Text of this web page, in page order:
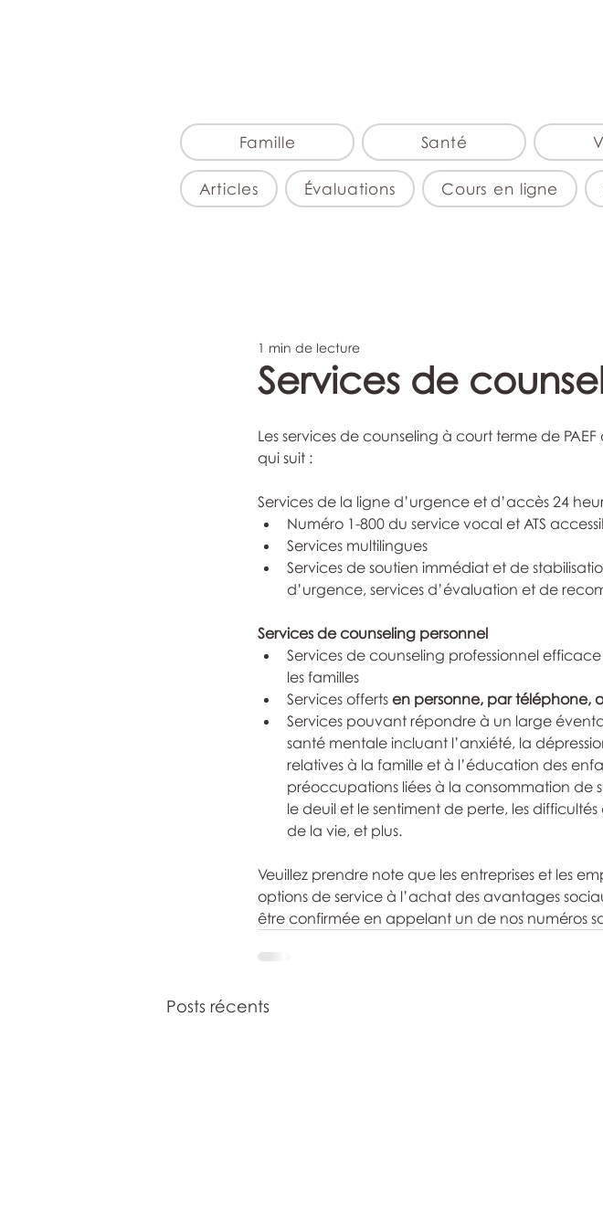
Famille Santé
Articles Évaluations Cours en ligne
Services de
1 min de lecture
Les services de counseling à court terme de
qui suit :
Services de la ligne d’urgence et d’accès 24
Numéro 1-800 du service vocal et ATS
Services multilingues
Services de soutien immédiat et de
d’urgence, services d’évaluation et de
Services de counseling personnel
Services de counseling professionnel
les familles
Services offerts en personne, par téléphone,
Services pouvant répondre à un large
santé mentale incluant l’anxiété, la
relatives à la famille et à l’éducation des
préoccupations liées à la consommation de
le deuil et le sentiment de perte, les
de la vie, et plus.
Veuillez prendre note que les entreprises et les
options de service à l’achat des avantages
être confirmée en appelant un de nos numéros
Posts récents